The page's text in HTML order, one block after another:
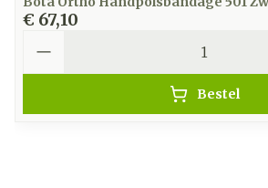
€ 67,10
Bestel